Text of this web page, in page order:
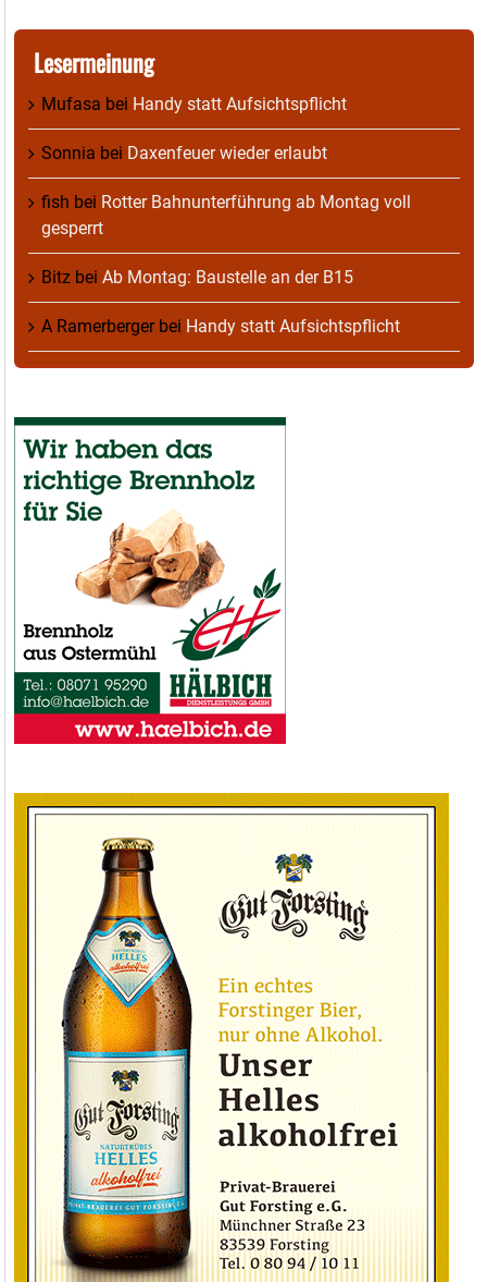
Lesermeinung
Mufasa bei Handy statt Aufsichtspflicht
Sonnia bei Daxenfeuer wieder erlaubt
fish bei Rotter Bahnunterführung ab Montag voll
gesperrt
Bitz bei Ab Montag: Baustelle an der B15
A Ramerbergerbei Handy statt Aufsichtspflicht